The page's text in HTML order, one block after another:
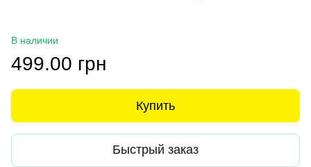
В наличии
499.00 грн
Купить
Быстрый заказ